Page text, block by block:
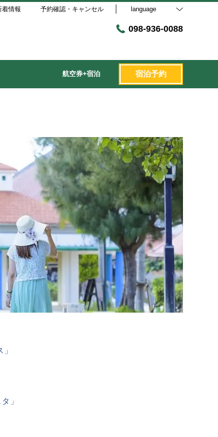
着情報 予約確認・キャンセル language
098-936-0088
航空券+宿泊 宿泊予約
」